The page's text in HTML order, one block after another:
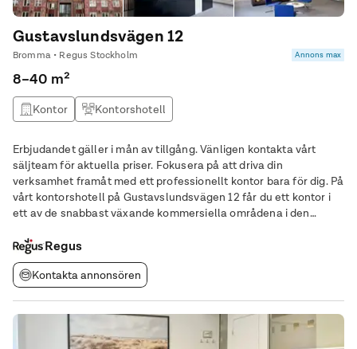
Gustavslundsvägen 12
Bromma • Regus Stockholm Annons max
8–40 m²
Kontor Kontorshotell
Erbjudandet gäller i mån av tillgång. Vänligen kontakta vårt
säljteam för aktuella priser. Fokusera på att driva din
verksamhet framåt med ett professionellt kontor bara för dig. På
vårt kontorshotell på Gustavslundsvägen 12 får du ett kontor i
ett av de snabbast växande kommersiella områdena i den
antal närliggande
Regus
Kontakta annonsören